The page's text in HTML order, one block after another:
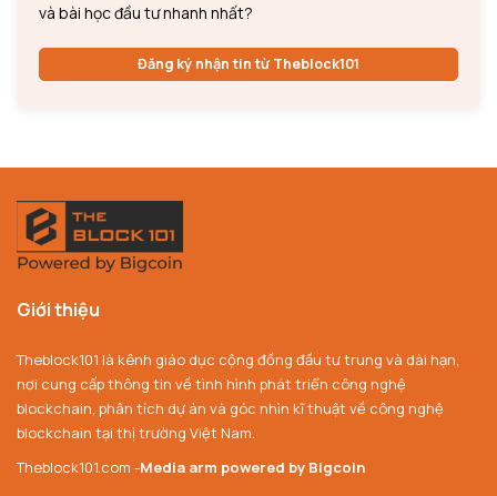
và bài học đầu tư nhanh nhất?
Đăng ký nhận tin từ Theblock101
Giới thiệu
Theblock101 là kênh giáo dục cộng đồng đầu tư trung và dài hạn,
nơi cung cấp thông tin về tình hình phát triển công nghệ
blockchain, phân tích dự án và góc nhìn kĩ thuật về công nghệ
blockchain tại thị trường Việt Nam.
Theblock101.com -Media arm powered by Bigcoin